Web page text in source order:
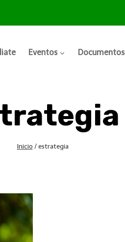
Eventos Documentos
Inicio / estrategia